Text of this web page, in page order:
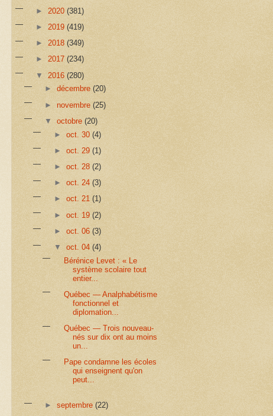
► 2020 (381)
► 2019 (419)
► 2018 (349)
► 2017 (234)
▼ 2016 (280)
►décembre(20)
►novembre(25)
▼octobre(20)
► oct. 30 (4)
► oct. 29 (1)
► oct. 28 (2)
► oct. 24 (3)
► oct. 21 (1)
► oct. 19 (2)
► oct. 06 (3)
▼ oct. 04 (4)
Bérénice Levet : « Le
système scolaire tout
entier...
Québec — Analphabétisme
fonctionnel et
diplomation...
Québec — Trois nouveau-
nés sur dix ont au moins
un...
Pape condamne les écoles
qui enseignent qu'on
peut...
►septembre(22)